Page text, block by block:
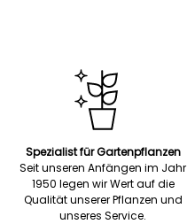
Spezialist für Gartenpflanzen
Seit unseren Anfängen im Jahr
1950 legen wir Wert auf die
Qualität unserer Pflanzen und
unseres Service.